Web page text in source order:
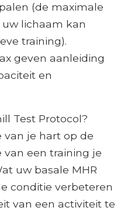
(de maximale
lichaam kan
training).
geven aanleiding
en
Test Protocol?
van je hart op de
een training je
uw basale MHR
conditie verbeteren
van een activiteit te